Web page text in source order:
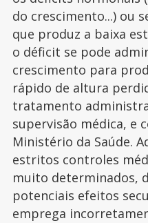
do crescimento...) ou
que produz a baixa
o déficit se pode
crescimento para
rápido de altura
tratamento
supervisão médica, e
Ministério da Saúde.
estritos controles
muito determinados,
potenciais efeitos
emprega